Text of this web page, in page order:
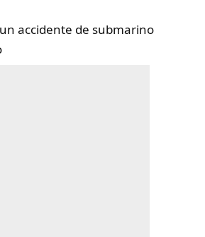
accidente de submarino